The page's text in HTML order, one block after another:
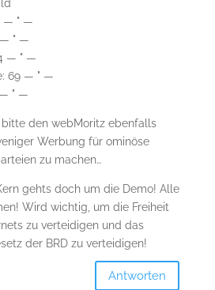
— " —
— " —
— " —
69 — " —
— " —
bitte den webMoritz ebenfalls
Werbung für ominöse
zu machen…
gehts doch um die Demo! Alle
Wird wichtig, um die Freiheit
zu verteidigen und das
der BRD zu verteidigen!
Antworten